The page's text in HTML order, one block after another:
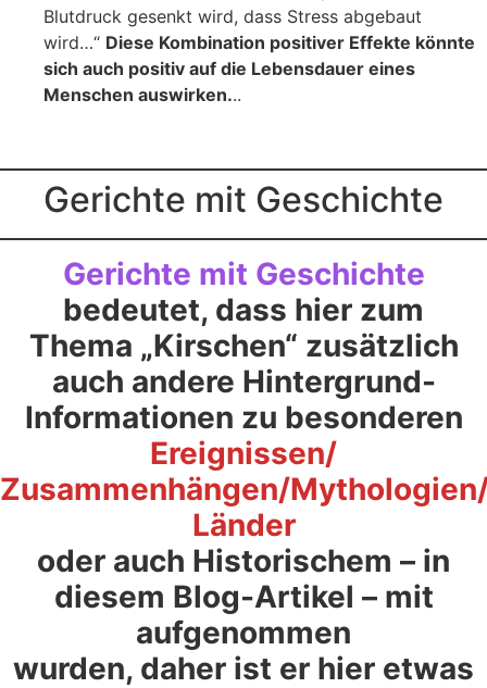
Blutdruck gesenkt wird, dass Stress abgebaut
wird…“ Diese Kombination positiver Effekte könnte
sich auch positiv auf die Lebensdauer eines
Menschen auswirken...
Gerichte mit Geschichte
Gerichte mit Geschichte
bedeutet, dass hier zum
Thema „Kirschen“ zusätzlich
auch andere Hintergrund-
Informationen zu besonderen
Ereignissen/
Zusammenhängen/
Länder
oder auch Historischem – in
diesem Blog-Artikel – mit
aufgenommen
wurden, daher ist er hier etwas